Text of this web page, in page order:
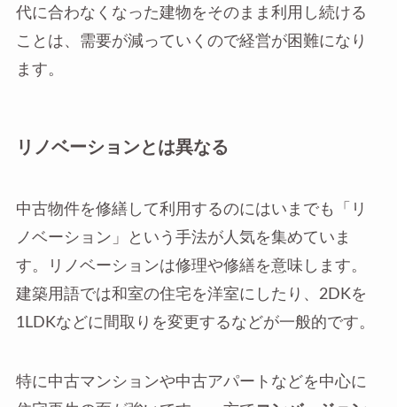
代に合わなくなった建物をそのまま利用し続ける
ことは、需要が減っていくので経営が困難になり
ます。
リノベーションとは異なる
中古物件を修繕して利用するのにはいまでも「リ
ノベーション」という手法が人気を集めていま
す。リノベーションは修理や修繕を意味します。
建築用語では和室の住宅を洋室にしたり、2DKを
1LDKなどに間取りを変更するなどが一般的です。
特に中古マンションや中古アパートなどを中心に